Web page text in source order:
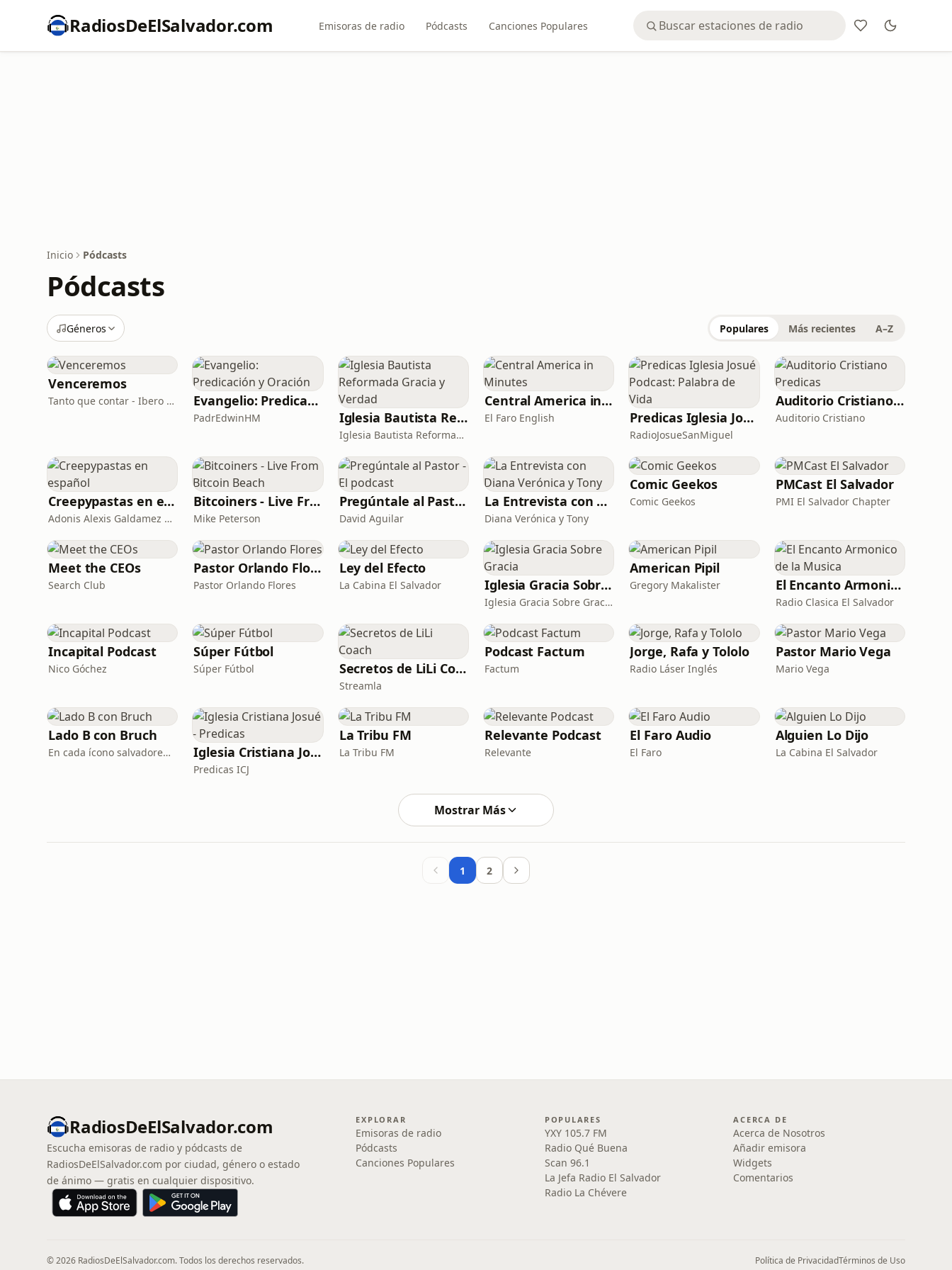
RadiosDeElSalvador.com Emisoras de radio Pódcasts Canciones Populares
Inicio Pódcasts
Pódcasts
Géneros Populares Más recientes A–Z
Venceremos
Tanto que contar - Ibero 90.9 - Casa centroamérica Evangelio: Predicación y Oración
PadrEdwinHM Iglesia Bautista Reformada Gracia y Verdad
Iglesia Bautista Reformada...
Central America in Minutes
El Faro English Predicas Iglesia Josué Podcast: Palabra de Vida
RadioJosueSanMiguel
Auditorio Cristiano Predicas
Auditorio Cristiano
Creepypastas en español
Adonis Alexis Galdamez Tobar
Bitcoiners - Live From Bitcoin Beach
Mike Peterson
Pregúntale al Pastor - El podcast
David Aguilar
La Entrevista con Diana Verónica y Tony
Diana Verónica y Tony
Comic Geekos
Comic Geekos
PMCast El Salvador
PMI El Salvador Chapter
Meet the CEOs
Search Club
Pastor Orlando Flores
Pastor Orlando Flores
Ley del Efecto
La Cabina El Salvador Iglesia Gracia Sobre Gracia
Iglesia Gracia Sobre Gracia
American Pipil
Gregory Makalister El Encanto Armonico de la Musica
Radio Clasica El Salvador
Incapital Podcast
Nico Góchez
Súper Fútbol
Súper Fútbol Secretos de LiLi Coach
Streamla
Podcast Factum
Factum
Jorge, Rafa y Tololo
Radio Láser Inglés
Pastor Mario Vega
Mario Vega
Lado B con Bruch
En cada ícono salvadoreño hay un ser humano por descubrir Iglesia Cristiana Josué - Predicas
Predicas ICJ
La Tribu FM
La Tribu FM
Relevante Podcast
Relevante
El Faro Audio
El Faro
Alguien Lo Dijo
La Cabina El Salvador
Mostrar Más
1 2
RadiosDeElSalvador.com
Escucha emisoras de radio y pódcasts de
RadiosDeElSalvador.com por ciudad, género o estado
de ánimo — gratis en cualquier dispositivo.
EXPLORAR
Emisoras de radio
Pódcasts
Canciones Populares
POPULARES
YXY 105.7 FM
Radio Qué Buena
Scan 96.1
La Jefa Radio El Salvador
Radio La Chévere
ACERCA DE
Acerca de Nosotros
Añadir emisora
Widgets
Comentarios
© 2026 RadiosDeElSalvador.com. Todos los derechos reservados. Política de PrivacidadTérminos de Uso